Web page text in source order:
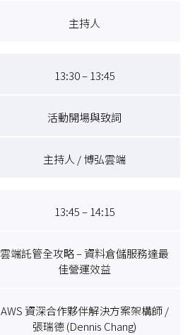
主持人
13:30 – 13:45
活動開場與致詞
主持人 / 博弘雲端
13:45 – 14:15
雲端託管全攻略 – 資料倉儲服務達最
佳營運效益
AWS 資深合作夥伴解決方案架構師 /
張瑞德 (Dennis Chang)